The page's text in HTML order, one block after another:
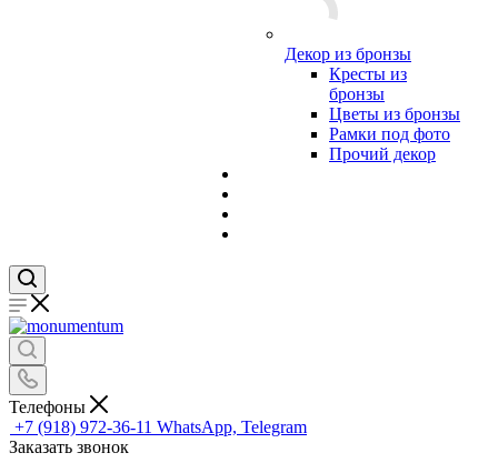
Декор из бронзы
Кресты из
бронзы
Цветы из бронзы
Рамки под фото
Прочий декор
Телефоны
+7 (918) 972-36-11 WhatsApp, Telegram
Заказать звонок